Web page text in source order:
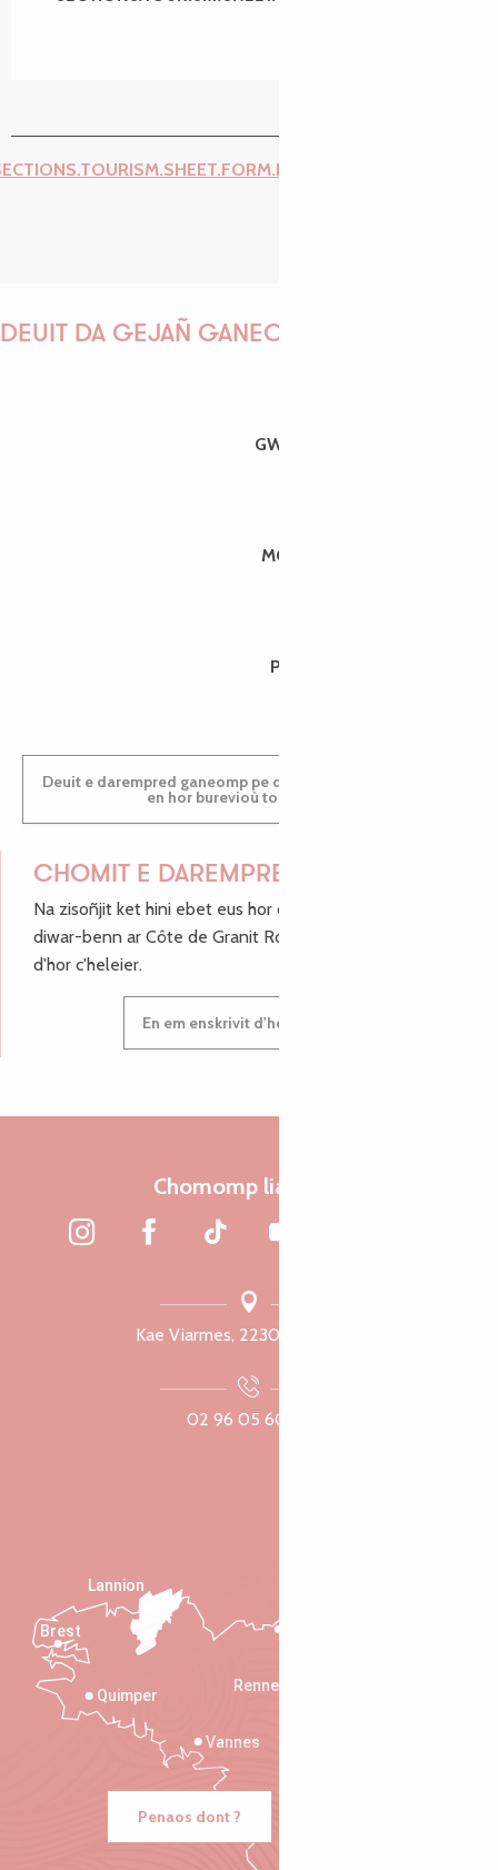
DEUIT DA GEJAÑ GANEOMP !
GWENAËLLE
MORGANE
PAULINE
Deuit e darempred ganeomp pe deuit da welet ac'hanomp
en hor burevioù touristerezh
CHOMIT E DAREMPRED !
Na zisoñjit ket hini ebet eus hor c'hinnigoù mat ha keleier
diwar-benn ar Côte de Granit Rose, enskrivit hoc'h anv
d'hor c'heleier.
En em enskrivit d'hor c'heleier
Chomomp liammet
Kae Viarmes, 22300 Lannuon
02 96 05 60 70
Rennes
Vannes
Quimper
Lannion
Brest
Penaos dont ?